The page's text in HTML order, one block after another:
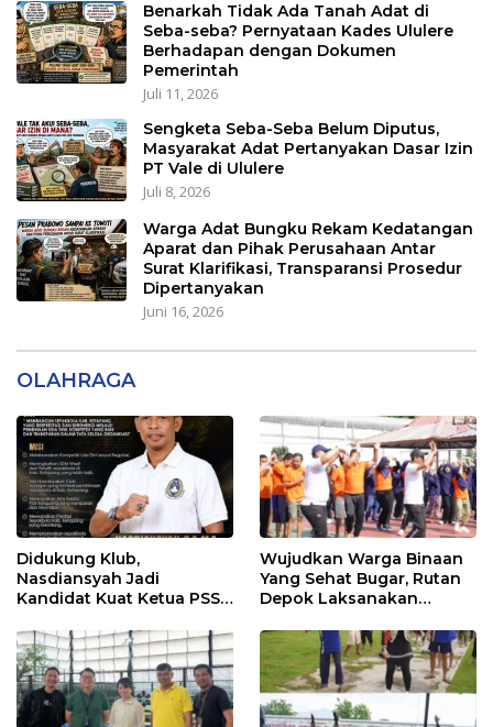
Benarkah Tidak Ada Tanah Adat di
Seba-seba? Pernyataan Kades Ululere
Berhadapan dengan Dokumen
Pemerintah
Juli 11, 2026
Sengketa Seba-Seba Belum Diputus,
Masyarakat Adat Pertanyakan Dasar Izin
PT Vale di Ululere
Juli 8, 2026
Warga Adat Bungku Rekam Kedatangan
Aparat dan Pihak Perusahaan Antar
Surat Klarifikasi, Transparansi Prosedur
Dipertanyakan
Juni 16, 2026
OLAHRAGA
Didukung Klub,
Nasdiansyah Jadi
Kandidat Kuat Ketua PSSI
Wujudkan Warga Binaan
Yang Sehat Bugar, Rutan
Depok Laksanakan